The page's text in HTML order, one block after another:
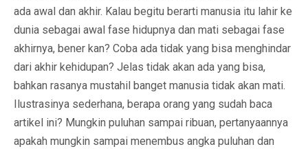
ada awal dan akhir. Kalau begitu berarti manusia itu lahir ke
dunia sebagai awal fase hidupnya dan mati sebagai fase
akhirnya, bener kan? Coba ada tidak yang bisa menghindar
dari akhir kehidupan? Jelas tidak akan ada yang bisa,
bahkan rasanya mustahil banget manusia tidak akan mati.
Ilustrasinya sederhana, berapa orang yang sudah baca
artikel ini? Mungkin puluhan sampai ribuan, pertanyaannya
apakah mungkin sampai menembus angka puluhan dan